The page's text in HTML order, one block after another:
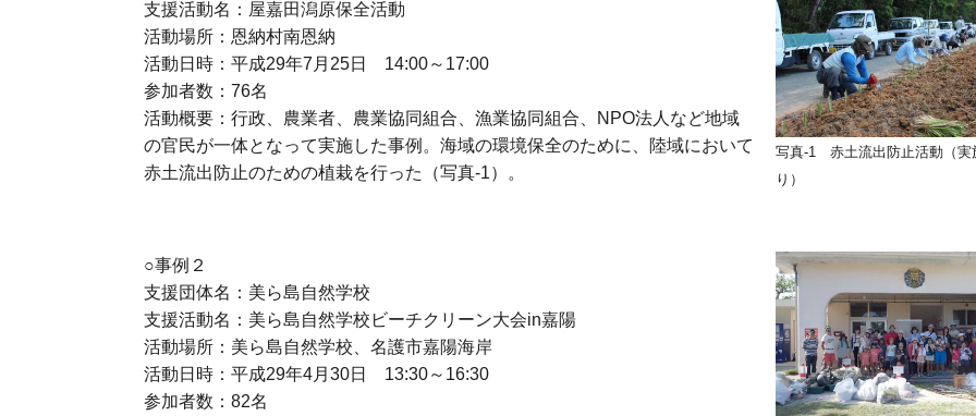
写真-1 赤土流出防止活動（実
り）
支援活動名：屋嘉田潟原保全活動
活動場所：恩納村南恩納
活動日時：平成29年7月25日 14:00～17:00
参加者数：76名
活動概要：行政、農業者、農業協同組合、漁業協同組合、NPO法人など地域
の官民が一体となって実施した事例。海域の環境保全のために、陸域において
赤土流出防止のための植栽を行った（写真-1）。
○事例２
支援団体名：美ら島自然学校
支援活動名：美ら島自然学校ビーチクリーン大会in嘉陽
活動場所：美ら島自然学校、名護市嘉陽海岸
活動日時：平成29年4月30日 13:30～16:30
参加者数：82名